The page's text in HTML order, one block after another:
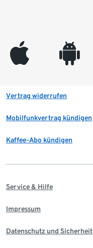
appleinc android
Vertrag widerrufen
Mobilfunkvertrag kündigen
Kaffee-Abo kündigen
Service & Hilfe
Impressum
Datenschutz und Sicherheit